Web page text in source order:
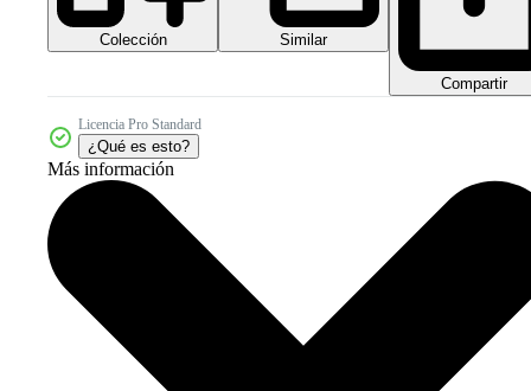
Colección Similar
Compartir
Licencia Pro Standard
¿Qué es esto?
Más información